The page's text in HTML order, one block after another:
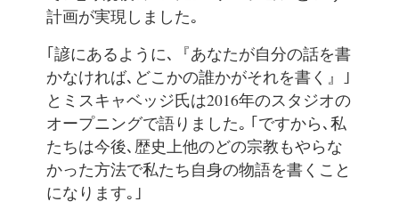
計画が実現しました｡
｢諺にあるように､『あなたが自分の話を書
かなければ､どこかの誰かがそれを書く』｣
とミスキャベッジ氏は2016年のスタジオの
オープニングで語りました｡ ｢ですから､私
たちは今後､歴史上他のどの宗教もやらな
かった方法で私たち自身の物語を書くこと
になります｡｣